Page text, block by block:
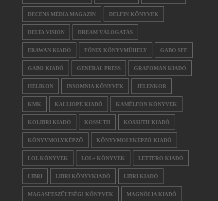
DECENS MÉDIA MAGAZIN DELFIN KÖNYVEK
DELTA VISION DREAM VÁLOGATÁS
ERAWAN KIADÓ FŐNIX KÖNYVMŰHELY GABO SFF
GABO KIADÓ GENERAL PRESS GRAFOMAN KIADÓ
HELIKON INSOMNIA KÖNYVEK JELENKOR
KMK KALLIOPÉ KIADÓ KAMÉLEON KÖNYVEK
KOLIBRI KIADÓ KOSSUTH KOSSUTH KIADÓ
KÖNYVMOLYKÉPZŐ KÖNYVMOLYKÉPZŐ KIADÓ
LOL KÖNYVEK LOL+ KÖNYVEK LETTERO KIADÓ
LIBRI LIBRI KÖNYVKIADÓ LIBRI KIADÓ
MAGASFESZÜLTSÉG! KÖNYVEK MAGNÓLIA KIADÓ